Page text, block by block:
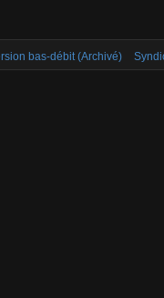
bas-débit (Archivé)